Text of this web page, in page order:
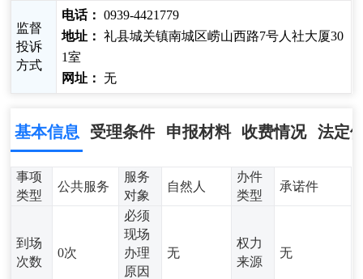
监督
投诉
方式
电话： 0939-4421779
地址： 礼县城关镇南城区崂山西路7号人社大厦30
1室
网址： 无
基本信息 受理条件 申报材料 收费情况 法定
事项
类型
公共服务
服务
对象
自然人
办件
类型
承诺件
到场
次数
0次
必须
现场
办理
原因
无
权力
来源
无